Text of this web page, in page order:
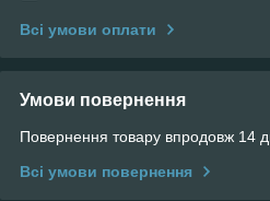
Всі умови оплати
Умови повернення
Повернення товару впродовж 14
Всі умови повернення